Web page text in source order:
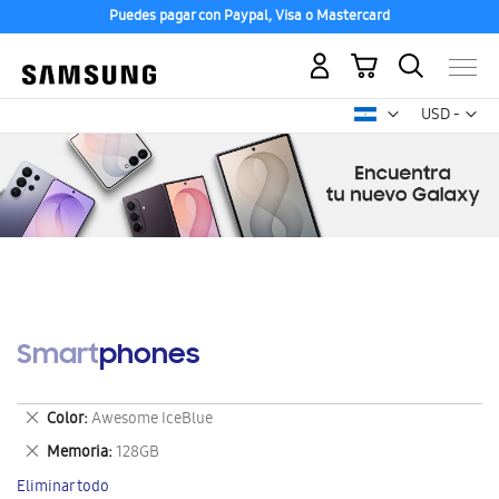
Puedes pagar con Paypal, Visa o Mastercard
USD -
dólar
Mi carrito
Smartphones
Color Awesome IceBlue
Eliminar
este
artículo
Memoria 128GB
Eliminar
este
Eliminar todo